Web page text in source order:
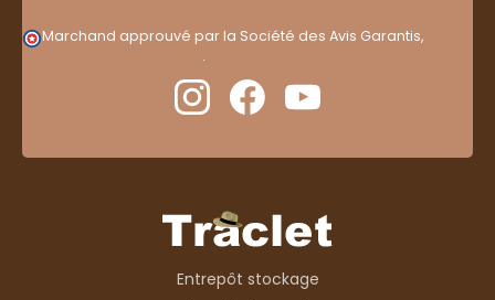
Marchand approuvé par la Société des Avis Garantis,
.
Entrepôt stockage